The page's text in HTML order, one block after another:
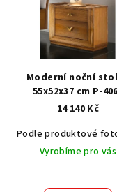
Moderní noční
55x52x37 cm P-
14 140 Kč
Podle produktové
Vyrobíme pro vás